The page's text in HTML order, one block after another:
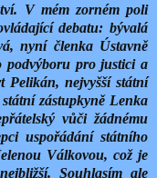
V mém zorném poli
debatu: bývalá
nyní členka Ústavně
podvýboru pro justici a
Pelikán, nejvyšší státní
zástupkyně Lenka
vůči žádnému
uspořádání státního
Válkovou, což je
Souhlasím ale